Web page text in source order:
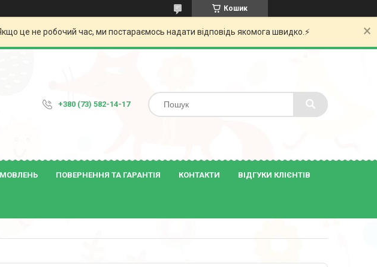
Кошик
це не робочий час, ми постараємось надати відповідь якомога швидко.⚡️
+380 (73) 582-14-17
ПОВЕРНЕННЯ ТА ГАРАНТІЯ КОНТАКТИ ВІДГУКИ КЛІЄНТІВ